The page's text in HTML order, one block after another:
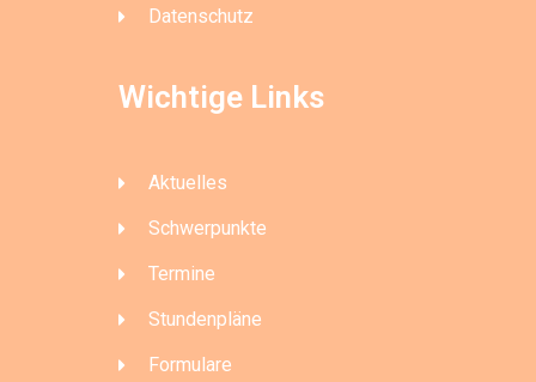
Datenschutz
Wichtige Links
Aktuelles
Schwerpunkte
Termine
Stundenpläne
Formulare